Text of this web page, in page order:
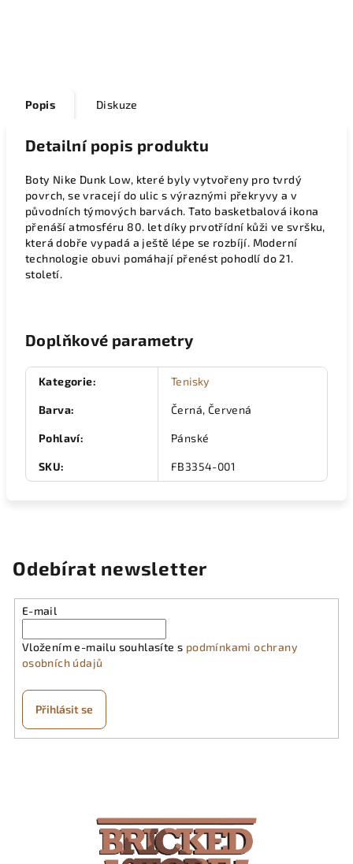
Popis Diskuze
Detailní popis produktu
Boty Nike Dunk Low, které byly vytvořeny pro tvrdý
povrch, se vracejí do ulic s výraznými překryvy a v
původních týmových barvách. Tato basketbalová ikona
přenáší atmosféru 80. let díky prvotřídní kůži ve svršku,
která dobře vypadá a ještě lépe se rozbíjí. Moderní
technologie obuvi pomáhají přenést pohodlí do 21.
století.
Doplňkové parametry
Kategorie: Tenisky
Barva: Černá, Červená
Pohlaví: Pánské
SKU: FB3354-001
Odebírat newsletter
E-mail
Vložením e-mailu souhlasíte s podmínkami ochrany
osobních údajů
Přihlásit se